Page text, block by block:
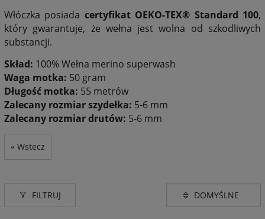
Włóczka posiada certyfikat OEKO-TEX® Standard 100,
który gwarantuje, że wełna jest wolna od szkodliwych
substancji.
Skład: 100% Wełna merino superwash
Waga motka: 50 gram
Długość motka: 55 metrów
Zalecany rozmiar szydełka: 5-6 mm
Zalecany rozmiar drutów: 5-6 mm
« Wstecz
FILTRUJ